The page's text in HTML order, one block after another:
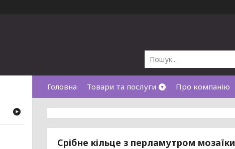
Головна Товари та послуги Про компанію
Срібне кільце з перламутром мозаїки